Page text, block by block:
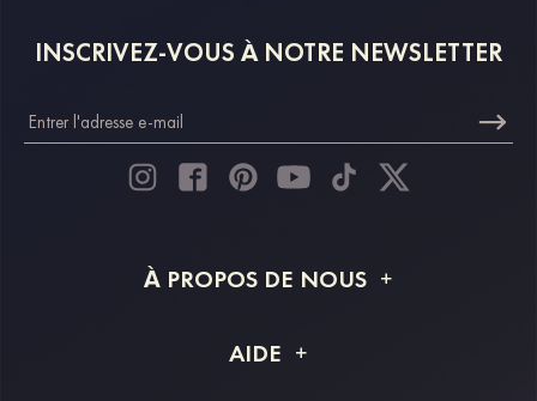
INSCRIVEZ-VOUS À NOTRE NEWSLETTER
À PROPOS DE NOUS
Livraison
AIDE